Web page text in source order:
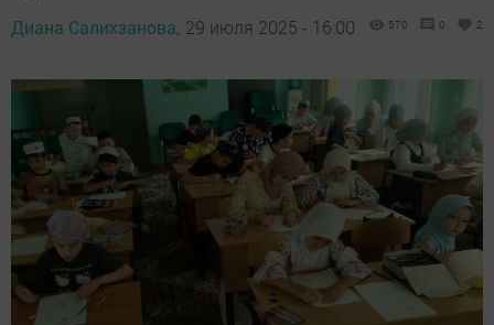
Диана Салихзанова, 29 июля 2025 - 16:00 570 0 2